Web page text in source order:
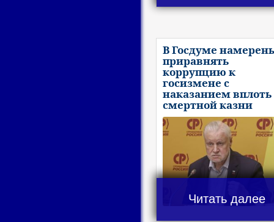
В Госдуме
приравнять
коррупцию к
госизмене с
наказанием вплоть
смертной казни
Читать далее